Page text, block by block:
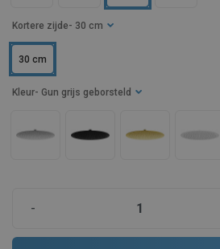
Kortere zijde - 30 cm
30 cm
Kleur - Gun grijs geborsteld
-